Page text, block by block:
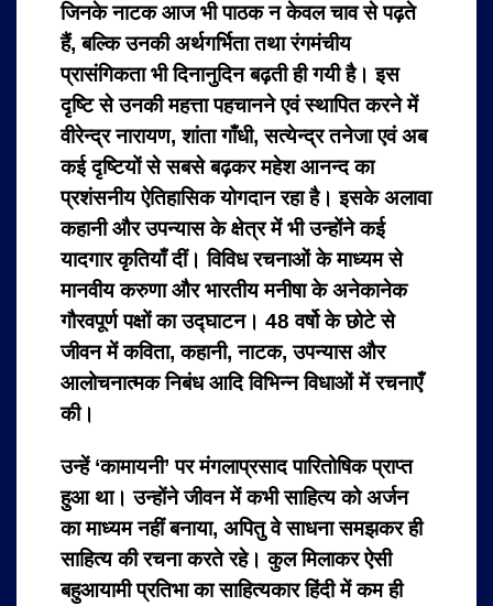
जिनके नाटक आज भी पाठक न केवल चाव से पढ़ते
हैं, बल्कि उनकी अर्थगर्भिता तथा रंगमंचीय
प्रासंगिकता भी दिनानुदिन बढ़ती ही गयी है। इस
दृष्टि से उनकी महत्ता पहचानने एवं स्थापित करने में
वीरेन्द्र नारायण, शांता गाँधी, सत्येन्द्र तनेजा एवं अब
कई दृष्टियों से सबसे बढ़कर महेश आनन्द का
प्रशंसनीय ऐतिहासिक योगदान रहा है। इसके अलावा
कहानी और उपन्यास के क्षेत्र में भी उन्होंने कई
यादगार कृतियाँ दीं। विविध रचनाओं के माध्यम से
मानवीय करुणा और भारतीय मनीषा के अनेकानेक
गौरवपूर्ण पक्षों का उद्घाटन। 48 वर्षो के छोटे से
जीवन में कविता, कहानी, नाटक, उपन्यास और
आलोचनात्मक निबंध आदि विभिन्न विधाओं में रचनाएँ
की।
उन्हें ‘कामायनी’ पर मंगलाप्रसाद पारितोषिक प्राप्त
हुआ था। उन्होंने जीवन में कभी साहित्य को अर्जन
का माध्यम नहीं बनाया, अपितु वे साधना समझकर ही
साहित्य की रचना करते रहे। कुल मिलाकर ऐसी
बहुआयामी प्रतिभा का साहित्यकार हिंदी में कम ही